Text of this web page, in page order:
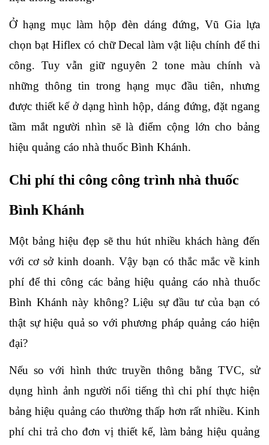
Ở hạng mục làm hộp đèn dáng đứng, Vũ Gia lựa
chọn bạt Hiflex có chữ Decal làm vật liệu chính để thi
công. Tuy vẫn giữ nguyên 2 tone màu chính và
những thông tin trong hạng mục đầu tiên, nhưng
được thiết kế ở dạng hình hộp, dáng đứng, đặt ngang
tầm mắt người nhìn sẽ là điểm cộng lớn cho bảng
hiệu quảng cáo nhà thuốc Bình Khánh.
Chi phí thi công công trình nhà thuốc
Bình Khánh
Một bảng hiệu đẹp sẽ thu hút nhiều khách hàng đến
với cơ sở kinh doanh. Vậy bạn có thắc mắc về kinh
phí để thi công các bảng hiệu quảng cáo nhà thuốc
Bình Khánh này không? Liệu sự đầu tư của bạn có
thật sự hiệu quả so với phương pháp quảng cáo hiện
đại?
Nếu so với hình thức truyền thông bằng TVC, sử
dụng hình ảnh người nổi tiếng thì chi phí thực hiện
bảng hiệu quảng cáo thường thấp hơn rất nhiều. Kinh
phí chi trả cho đơn vị thiết kế, làm bảng hiệu quảng